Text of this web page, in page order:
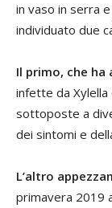
in vaso in serra
individuato due
Il primo, che
infette da
sottoposte a
dei sintomi e
L’altro
primavera 2019